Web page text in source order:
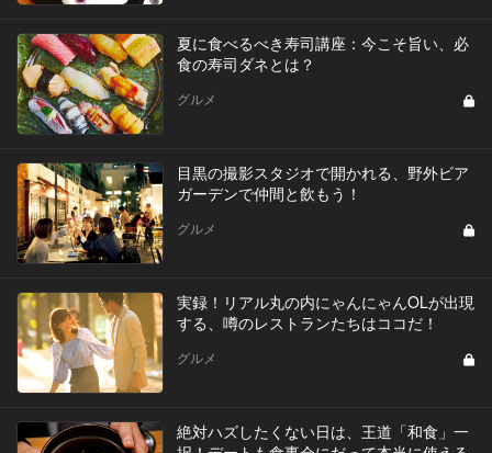
夏に食べるべき寿司講座：今こそ旨い、必
食の寿司ダネとは？
グルメ
目黒の撮影スタジオで開かれる、野外ビア
ガーデンで仲間と飲もう！
グルメ
実録！リアル丸の内にゃんにゃんOLが出現
する、噂のレストランたちはココだ！
グルメ
絶対ハズしたくない日は、王道「和食」一